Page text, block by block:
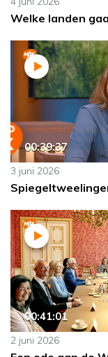
Welke landen
00:39:37
3 juni 2026
00:41:01
2 juni 2026